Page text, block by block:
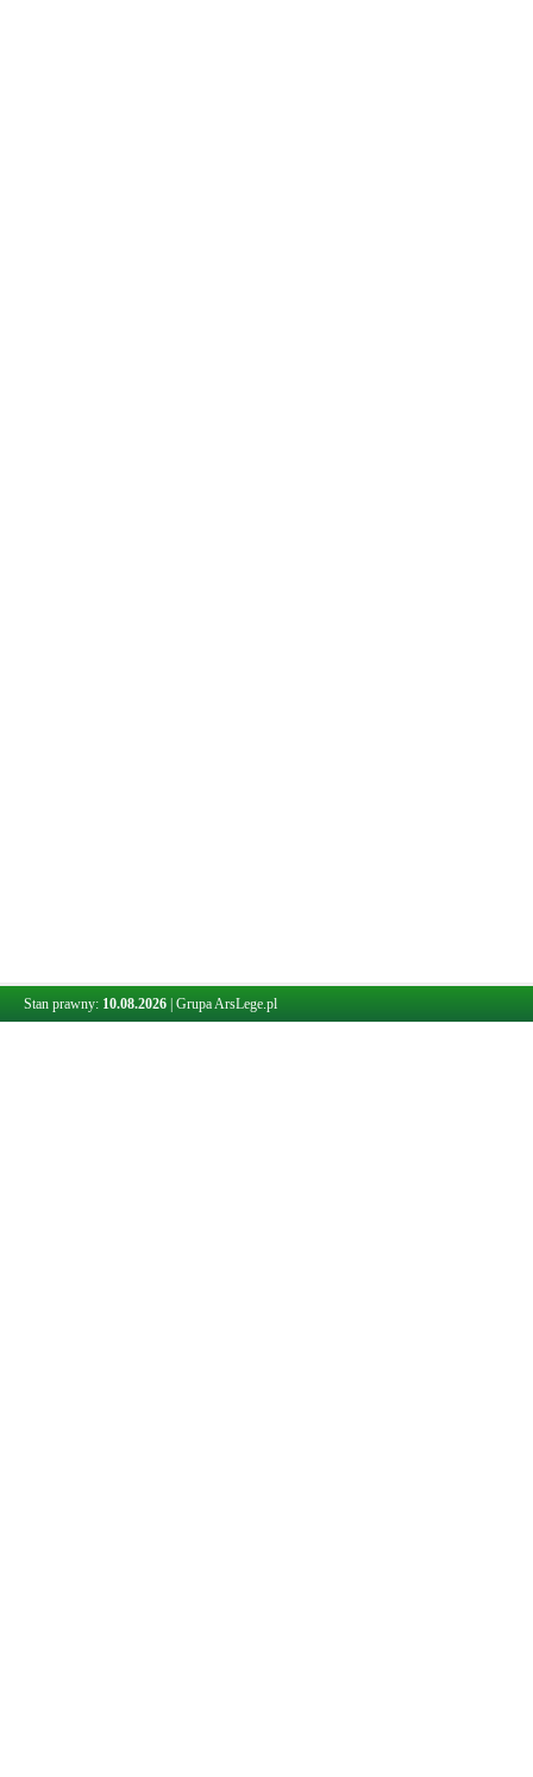
Stan prawny: 10.08.2026 Grupa ArsLege.pl